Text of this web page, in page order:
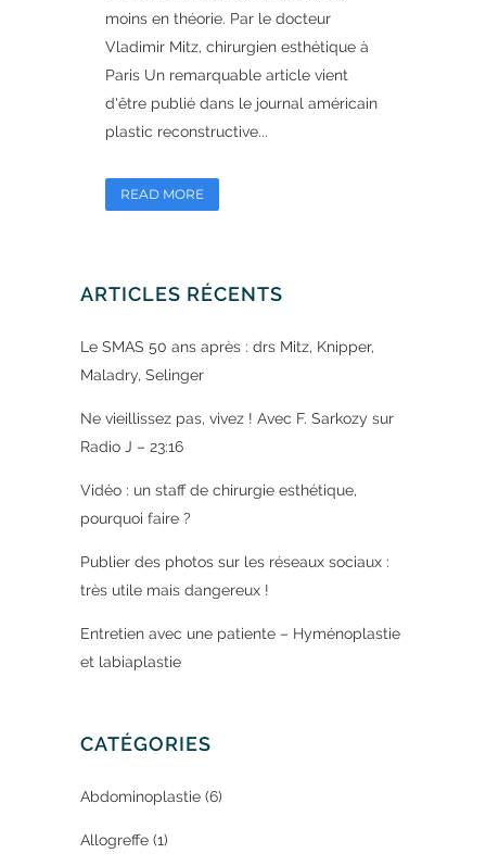
moins en théorie. Par le docteur
Vladimir Mitz, chirurgien esthétique à
Paris Un remarquable article vient
d'être publié dans le journal américain
plastic reconstructive...
READ MORE
ARTICLES RÉCENTS
Le SMAS 50 ans après : drs Mitz, Knipper,
Maladry, Selinger
Ne vieillissez pas, vivez ! Avec F. Sarkozy sur
Radio J – 23:16
Vidéo : un staff de chirurgie esthétique,
pourquoi faire ?
Publier des photos sur les réseaux sociaux :
très utile mais dangereux !
Entretien avec une patiente – Hyménoplastie
et labiaplastie
CATÉGORIES
Abdominoplastie (6)
Allogreffe (1)